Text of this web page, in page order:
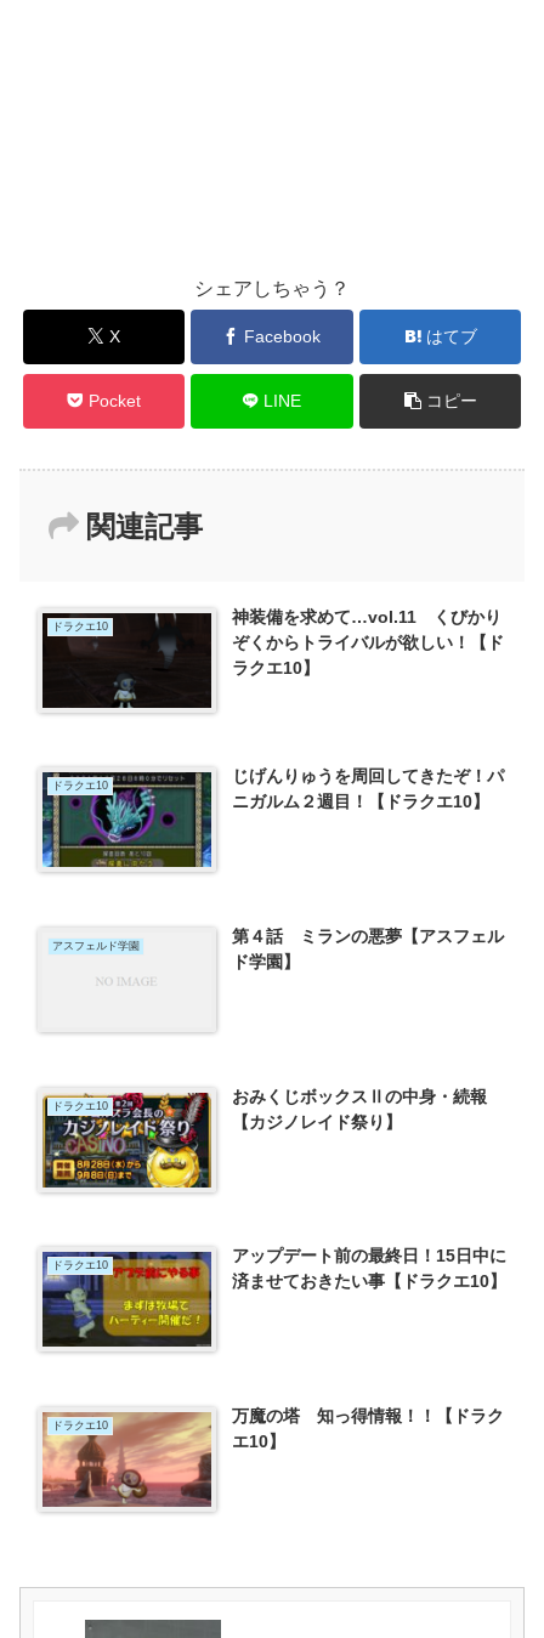
シェアしちゃう？
X Facebook はてブ
Pocket LINE コピー
関連記事
ドラクエ10
神装備を求めて…vol.11 くびかり
ぞくからトライバルが欲しい！【ド
ラクエ10】
ドラクエ10
じげんりゅうを周回してきたぞ！パ
ニガルム２週目！【ドラクエ10】
アスフェルド学園
第４話 ミランの悪夢【アスフェル
ド学園】
ドラクエ10
おみくじボックスⅡの中身・続報
【カジノレイド祭り】
ドラクエ10
アップデート前の最終日！15日中に
済ませておきたい事【ドラクエ10】
ドラクエ10
万魔の塔 知っ得情報！！【ドラク
エ10】